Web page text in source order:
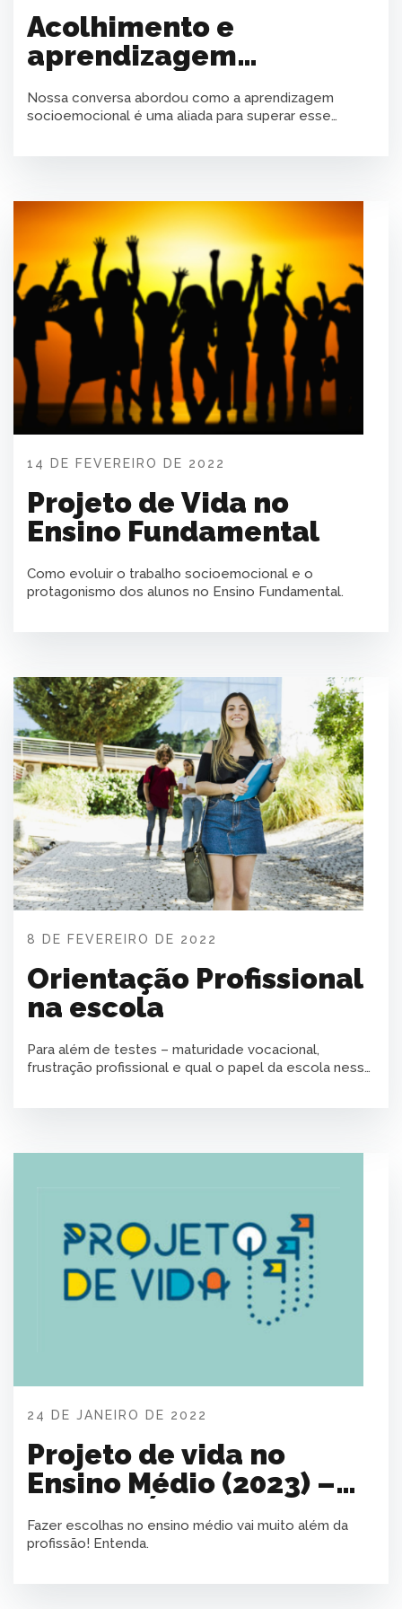
Acolhimento e
aprendizagem
socioemocional
Nossa conversa abordou como a aprendizagem
socioemocional é uma aliada para superar esse
14 DE FEVEREIRO DE 2022
Projeto de Vida no
Ensino Fundamental
Como evoluir o trabalho socioemocional e o
protagonismo dos alunos no Ensino Fundamental.
8 DE FEVEREIRO DE 2022
Orientação Profissional
na escola
Para além de testes – maturidade vocacional,
frustração profissional e qual o papel da escola nesse
24 DE JANEIRO DE 2022
Projeto de vida no
Ensino Médio (2023) –
GUIA PRÁTICO
Fazer escolhas no ensino médio vai muito além da
profissão! Entenda.